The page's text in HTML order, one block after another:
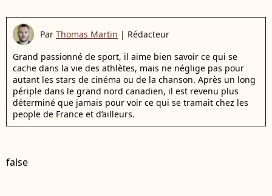
Par Thomas Martin | Rédacteur
Grand passionné de sport, il aime bien savoir ce qui se
cache dans la vie des athlètes, mais ne néglige pas pour
autant les stars de cinéma ou de la chanson. Après un long
périple dans le grand nord canadien, il est revenu plus
déterminé que jamais pour voir ce qui se tramait chez les
people de France et d’ailleurs.
false